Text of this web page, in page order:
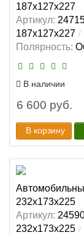
187x127x227
Артикул:
187x127x227
Полярность:
В наличии
6 600 руб.
В корзину
232x173x225
Артикул:
232x173x225